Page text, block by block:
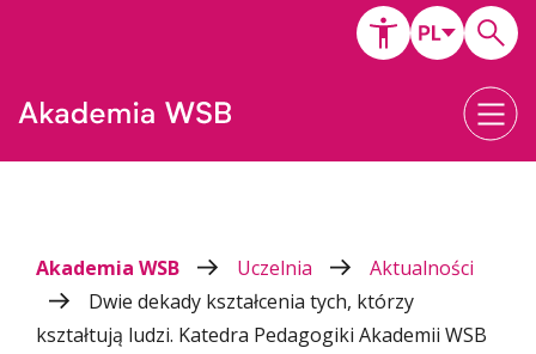
Akademia WSB Uczelnia
Aktualności
Dwie dekady kształcenia tych, którzy
kształtują ludzi. Katedra Pedagogiki Akademii WSB